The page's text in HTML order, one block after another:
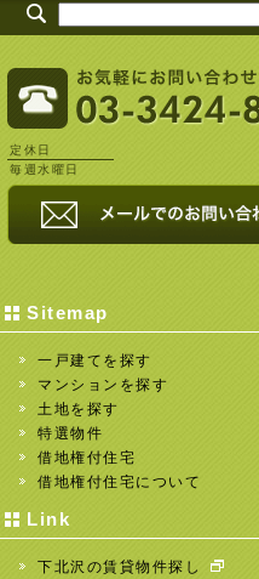
定休日
毎週水曜日
Sitemap
一戸建てを探す
マンションを探す
土地を探す
特選物件
借地権付住宅
借地権付住宅について
Link
下北沢の賃貸物件探し